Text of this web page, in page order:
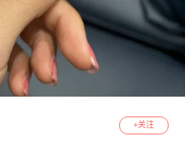
+关注